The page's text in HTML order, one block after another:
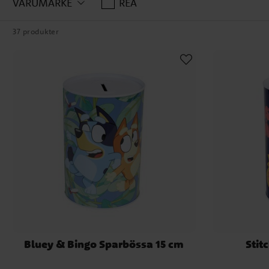
Samtidigt kan
Sparbössor är också en
ofta en personlig
37 produkter
Bluey & Bingo Sparbössa 15 cm